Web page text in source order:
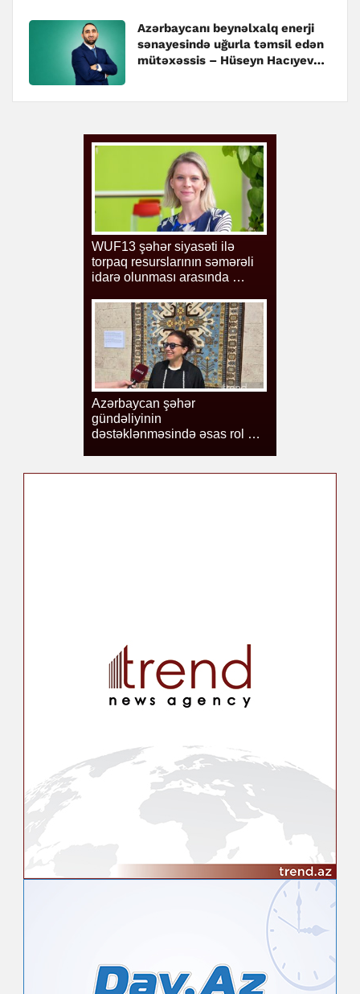
Azərbaycanı beynəlxalq enerji
sənayesində uğurla təmsil edən
mütəxəssis – Hüseyn Hacıyev